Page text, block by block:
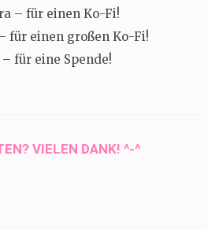
– für einen Ko-Fi!
für einen großen Ko-Fi!
für eine Spende!
VIELEN DANK! ^-^